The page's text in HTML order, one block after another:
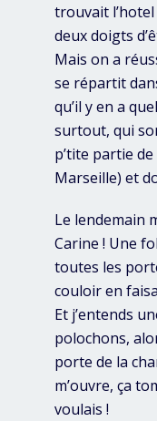
trouvait l’hotel
deux doigts
Mais on a
se répartit
qu’il y en a
surtout, qui
p’tite partie
Marseille) et
Le lendemain
Carine ! Une
toutes les
couloir en
Et j’entends
polochons,
porte de la
m’ouvre, ça
voulais !